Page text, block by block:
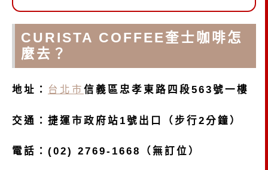
CURISTA COFFEE奎士咖啡怎
麼去？
地址： 台北市 信義區忠孝東路四段563號一樓
交通： 捷運市政府站1號出口（步行2分鐘）
電話：(02) 2769-1668（無訂位）